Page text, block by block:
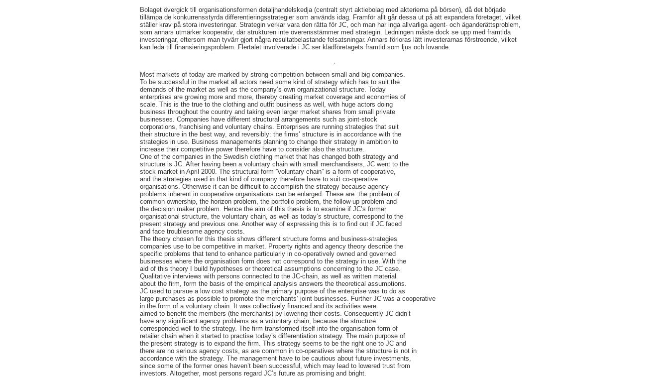
Bolaget övergick till organisationsformen detaljhandelskedja (centralt styrt aktiebolag med akterierna på börsen), då det började
tillämpa de konkurrensstyrda differentieringsstrategier som används idag. Framför allt går dessa ut på att expandera företaget, vilket
ställer krav på stora investeringar. Strategin verkar vara den rätta för JC, och man har inga allvarliga agent- och äganderättsproblem,
som annars utmärker kooperativ, där strukturen inte överensstämmer med strategin. Ledningen måste dock se upp med framtida
investeringar, eftersom man tyvärr gjort några resultatbelastande felsatsningar. Annars förloras lätt investerarnas förstroende, vilket
kan leda till finansieringsproblem. Flertalet involverade i JC ser klädföretagets framtid som ljus och lovande.
Most markets of today are marked by strong competition between small and big companies.
To be successful in the market all actors need some kind of strategy which has to suit the
demands of the market as well as the company’s own organizational structure. Today
enterprises are growing more and more, thereby creating market coverage and economies of
scale. This is the true to the clothing and outfit business as well, with huge actors doing
business throughout the country and taking even larger market shares from small private
businesses. Companies have different structural arrangements such as joint-stock
corporations, franchising and voluntary chains. Enterprises are running strategies that suit
their structure in the best way, and reversibly: the firms’ structure is in accordance with the
strategies in use. Business managements planning to change their strategy in ambition to
increase their competitive power therefore have to consider also the structure.
One of the companies in the Swedish clothing market that has changed both strategy and
structure is JC. After having been a voluntary chain with small merchandisers, JC went to the
stock market in April 2000. The structural form ”voluntary chain” is a form of cooperative,
and the strategies used in that kind of company therefore have to suit co-operative
organisations. Otherwise it can be difficult to accomplish the strategy because agency
problems inherent in cooperative organisations can be enlarged. These are: the problem of
common ownership, the horizon problem, the portfolio problem, the follow-up problem and
the decision maker problem. Hence the aim of this thesis is to examine if JC’s former
organisational structure, the voluntary chain, as well as today’s structure, correspond to the
present strategy and previous one. Another way of expressing this is to find out if JC faced
and face troublesome agency costs.
The theory chosen for this thesis shows different structure forms and business-strategies
companies use to be competitive in market. Property rights and agency theory describe the
specific problems that tend to enhance particularly in co-operatively owned and governed
businesses where the organisation form does not correspond to the strategy in use. With the
aid of this theory I build hypotheses or theoretical assumptions concerning to the JC case.
Qualitative interviews with persons connected to the JC-chain, as well as written material
about the firm, form the basis of the empirical analysis answers the theoretical assumptions.
JC used to pursue a low cost strategy as the primary purpose of the enterprise was to do as
large purchases as possible to promote the merchants’ joint businesses. Further JC was a cooperative
in the form of a voluntary chain. It was collectively financed and its activities were
aimed to benefit the members (the merchants) by lowering their costs. Consequently JC didn’t
have any significant agency problems as a voluntary chain, because the structure
corresponded well to the strategy. The firm transformed itself into the organisation form of
retailer chain when it started to practise today’s differentiation strategy. The main purpose of
the present strategy is to expand the firm. This strategy seems to be the right one to JC and
there are no serious agency costs, as are common in co-operatives where the structure is not in
accordance with the strategy. The management have to be cautious about future investments,
since some of the former ones haven’t been successful, which may lead to lowered trust from
investors. Altogether, most persons regard JC’s future as promising and bright.